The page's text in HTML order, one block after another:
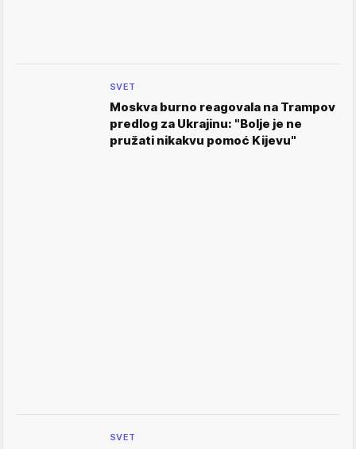
SVET
Moskva burno reagovala na Trampov
predlog za Ukrajinu: "Bolje je ne
pružati nikakvu pomoć Kijevu"
SVET